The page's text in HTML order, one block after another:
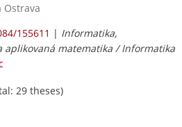
Ostrava
155611 | Informatika,
aplikovaná matematika / Informatika
29 theses)